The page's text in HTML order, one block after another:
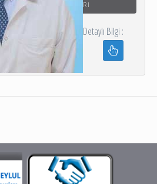
RI
Detaylı Bilgi :